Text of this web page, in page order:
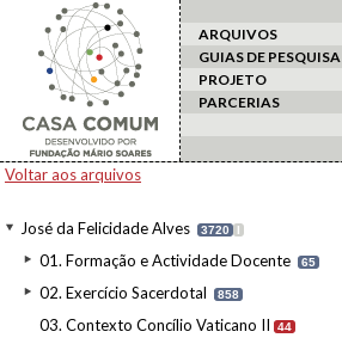
ARQUIVOS
GUIAS DE PESQUISA
PROJETO
PARCERIAS
Voltar aos arquivos
José da Felicidade Alves 3720 I
01. Formação e Actividade Docente 65
02. Exercício Sacerdotal 858
03. Contexto Concílio Vaticano II 44